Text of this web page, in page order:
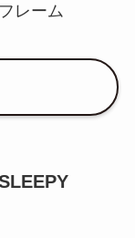
レーム